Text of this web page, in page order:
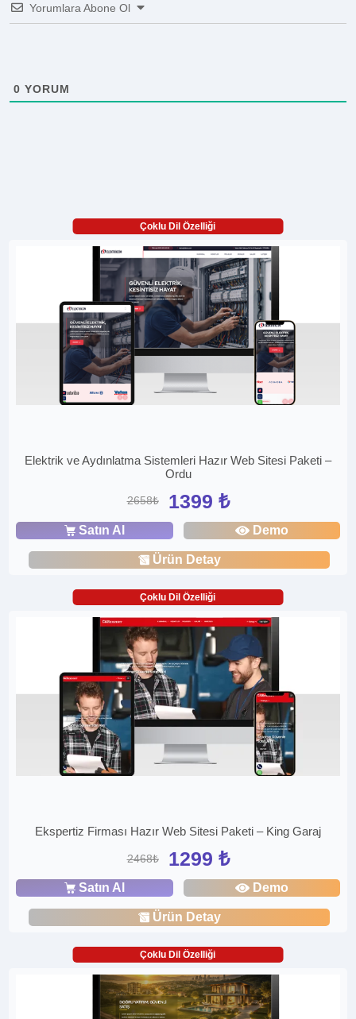
Yorumlara Abone Ol
0 YORUM
Çoklu Dil Özelliği
Elektrik ve Aydınlatma Sistemleri Hazır Web Sitesi Paketi –
Ordu
2658₺ 1399 ₺
Satın Al Demo
Ürün Detay
Çoklu Dil Özelliği
Ekspertiz Firması Hazır Web Sitesi Paketi – King Garaj
2468₺ 1299 ₺
Satın Al Demo
Ürün Detay
Çoklu Dil Özelliği